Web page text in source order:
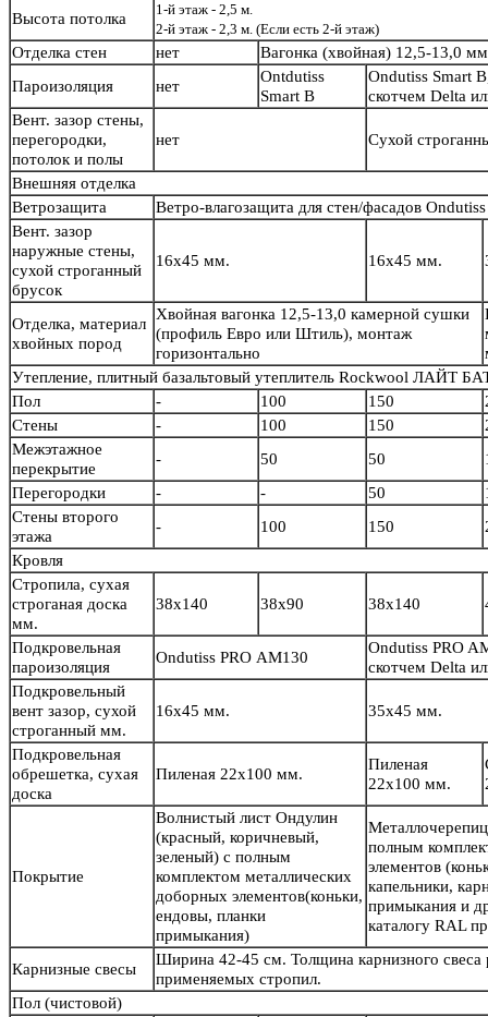
Высота потолка
1-й этаж - 2,5 м.
2-й этаж - 2,3 м. (Если есть 2-й этаж)
Отделка стен нет
Вагонка (хвойная) 12,5-13,0
Пароизоляция
нет
Ontdutiss
Smart B
Ondutiss Smart
скотчем Delta
Вент. зазор стены,
перегородки,
потолок и полы
нет Сухой
Внешняя отделка
Ветрозащита
Ветро-влагозащита для стен/фасадов
Вент. зазор
наружные стены,
сухой строганный
брусок
16х45 мм. 16х45 мм.
Отделка, материал
хвойных пород
Хвойная вагонка 12,5-13,0 камерной сушки
(профиль Евро или Штиль), монтаж
горизонтально
Утепление, плитный базальтовый утеплитель Rockwool ЛАЙТ
Пол
- 100 150
Стены
- 100 150
Межэтажное
перекрытие
- 50 50
Перегородки
- - 50
Стены второго
этажа
- 100 150
Кровля
Стропила, сухая
строганая доска
мм.
38х140 38х90 38х140
Подкровельная
пароизоляция
Ondutiss PRO АМ130
Ondutiss PRO
скотчем Delta
Подкровельный
вент зазор, сухой
строганный мм.
16х45 мм. 35х45 мм.
Подкровельная
обрешетка, сухая
доска
Пиленая 22х100 мм.
Пиленая
22х100 мм.
Покрытие
Волнистый лист Ондулин
(красный, коричневый,
зеленый) с полным
комплектом металлических
доборных элементов(коньки,
ендовы, планки
примыкания)
полным
элементов
капельники,
примыкания и
каталогу RAL
Карнизные свесы
Ширина 42-45 см. Толщина карнизного свеса
применяемых стропил.
Пол (чистовой)